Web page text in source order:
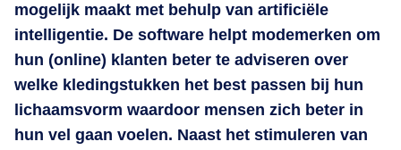
mogelijk maakt met behulp van artificiële
intelligentie. De software helpt modemerken om
hun (online) klanten beter te adviseren over
welke kledingstukken het best passen bij hun
lichaamsvorm waardoor mensen zich beter in
hun vel gaan voelen. Naast het stimuleren van